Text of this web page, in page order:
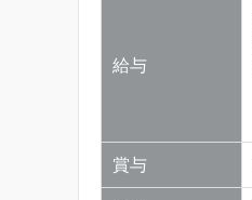
給与
賞与